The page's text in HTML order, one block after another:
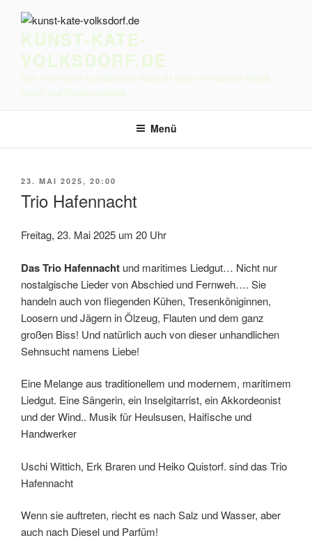
Inhalt
springenKUNST-KATE-
VOLKSDORF.DE
Das Ferck'sche Landarbeiter Haus ist jetzt ein Haus für Musik,
Kunst und Kunsthandwerk
Menü
VERÖFFENTLICHT
23. MAI 2025, 20:00
Trio Hafennacht
Freitag, 23. Mai 2025 um 20 Uhr
Das Trio Hafennacht und maritimes Liedgut… Nicht nur
nostalgische Lieder von Abschied und Fernweh…. Sie
handeln auch von fliegenden Kühen, Tresenköniginnen,
Loosern und Jägern in Ölzeug, Flauten und dem ganz
großen Biss! Und natürlich auch von dieser unhandlichen
Sehnsucht namens Liebe!
Eine Melange aus traditionellem und modernem, maritimem
Liedgut. Eine Sängerin, ein Inselgitarrist, ein Akkordeonist
und der Wind.. Musik für Heulsusen, Haifische und
Handwerker
Uschi Wittich, Erk Braren und Heiko Quistorf. sind das Trio
Hafennacht
Wenn sie auftreten, riecht es nach Salz und Wasser, aber
auch nach Diesel und Parfüm!